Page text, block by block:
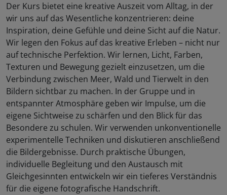
Der Kurs bietet eine kreative Auszeit vom Alltag, in der
wir uns auf das Wesentliche konzentrieren: deine
Inspiration, deine Gefühle und deine Sicht auf die Natur.
Wir legen den Fokus auf das kreative Erleben – nicht nur
auf technische Perfektion. Wir lernen, Licht, Farben,
Texturen und Bewegung gezielt einzusetzen, um die
Verbindung zwischen Meer, Wald und Tierwelt in den
Bildern sichtbar zu machen. In der Gruppe und in
entspannter Atmosphäre geben wir Impulse, um die
eigene Sichtweise zu schärfen und den Blick für das
Besondere zu schulen. Wir verwenden unkonventionelle
experimentelle Techniken und diskutieren anschließend
die Bildergebnisse. Durch praktische Übungen,
individuelle Begleitung und den Austausch mit
Gleichgesinnten entwickeln wir ein tieferes Verständnis
für die eigene fotografische Handschrift.